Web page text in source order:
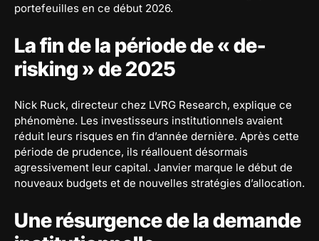
portefeuilles en ce début 2026.
La fin de la période de « de-
risking » de 2025
Nick Ruck, directeur chez LVRG Research, explique ce
phénomène. Les investisseurs institutionnels avaient
réduit leurs risques en fin d’année dernière. Après cette
période de prudence, ils réallouent désormais
agressivement leur capital. Janvier marque le début de
nouveaux budgets et de nouvelles stratégies d’allocation.
Une résurgence de la demande